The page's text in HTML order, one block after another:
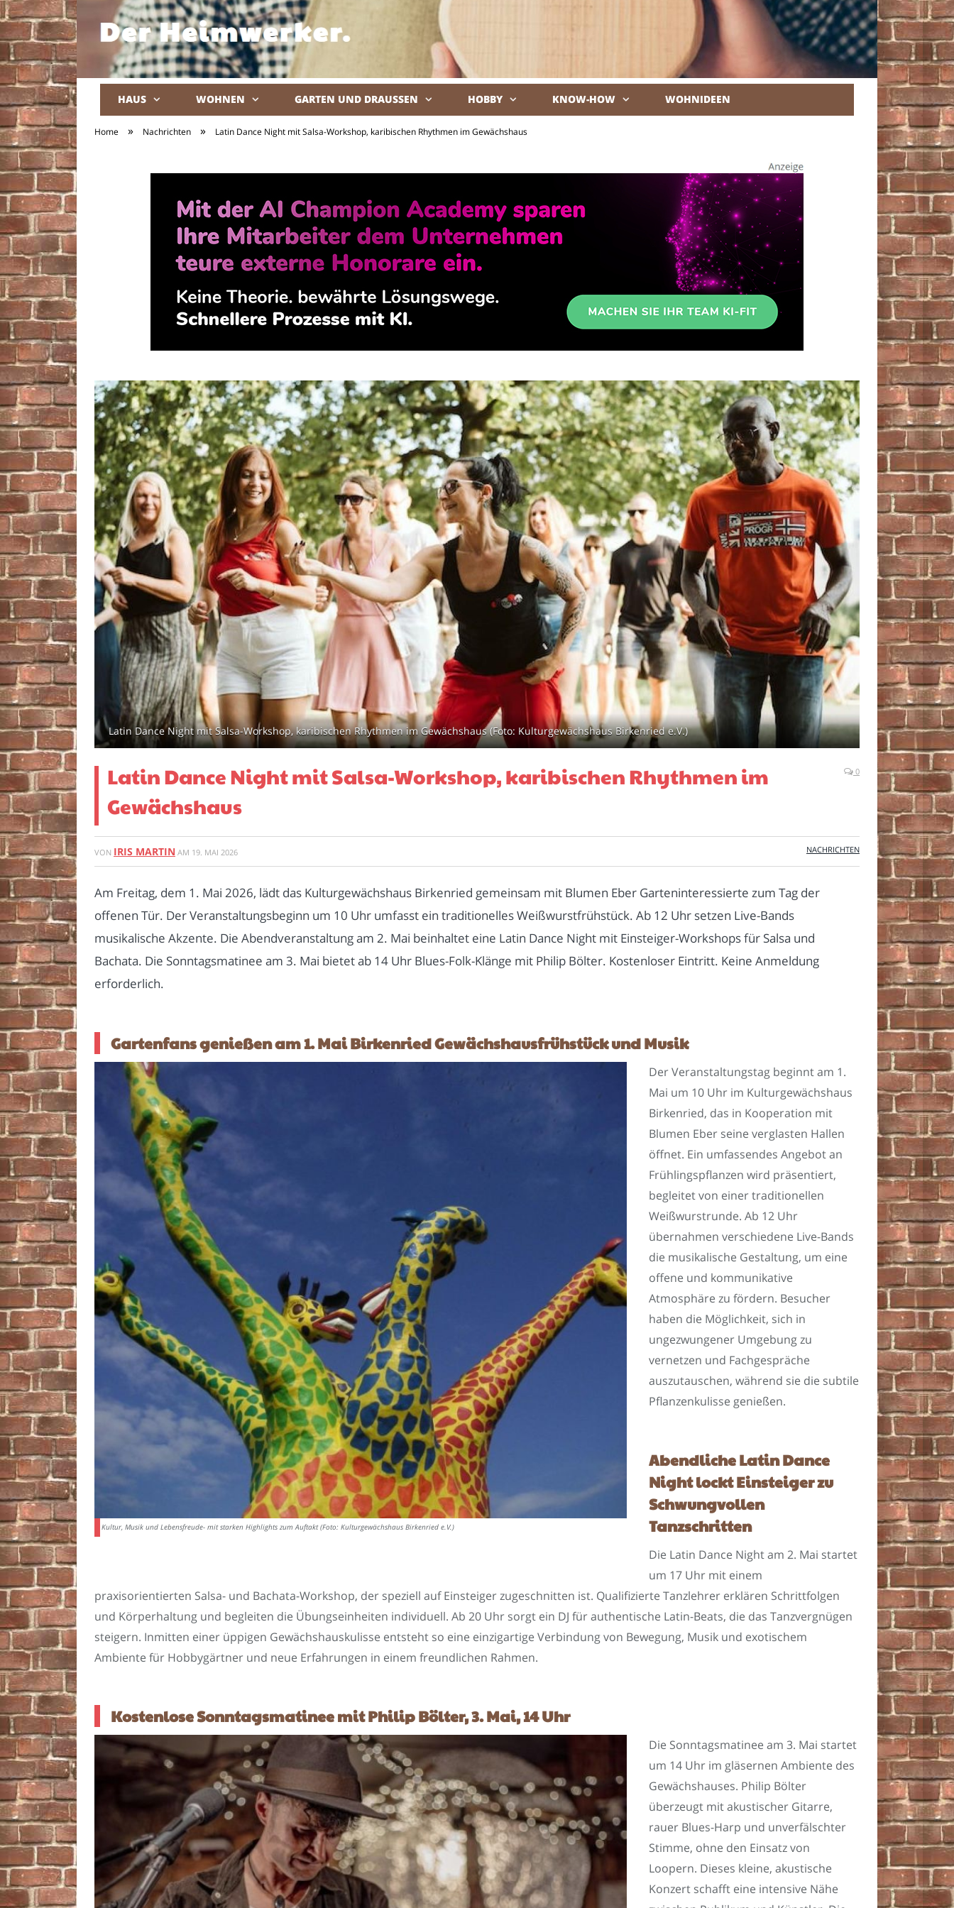
HAUS WOHNEN GARTEN UND DRAUSSEN HOBBY KNOW-HOW WOHNIDEEN
Home » Nachrichten » Latin Dance Night mit Salsa-Workshop, karibischen Rhythmen im Gewächshaus
Latin Dance Night mit Salsa-Workshop, karibischen Rhythmen im Gewächshaus (Foto: Kulturgewächshaus Birkenried e.V.)
Latin Dance Night mit Salsa-Workshop, karibischen Rhythmen im
Gewächshaus
0
VON IRIS MARTIN AM 19. MAI 2026 NACHRICHTEN
Am Freitag, dem 1. Mai 2026, lädt das Kulturgewächshaus Birkenried gemeinsam mit Blumen Eber Garteninteressierte zum Tag der
offenen Tür. Der Veranstaltungsbeginn um 10 Uhr umfasst ein traditionelles Weißwurstfrühstück. Ab 12 Uhr setzen Live-Bands
musikalische Akzente. Die Abendveranstaltung am 2. Mai beinhaltet eine Latin Dance Night mit Einsteiger-Workshops für Salsa und
Bachata. Die Sonntagsmatinee am 3. Mai bietet ab 14 Uhr Blues-Folk-Klänge mit Philip Bölter. Kostenloser Eintritt. Keine Anmeldung
erforderlich.
Gartenfans genießen am 1. Mai Birkenried Gewächshausfrühstück und Musik
Kultur, Musik und Lebensfreude- mit starken Highlights zum Auftakt (Foto: Kulturgewächshaus Birkenried e.V.)
Der Veranstaltungstag beginnt am 1.
Mai um 10 Uhr im Kulturgewächshaus
Birkenried, das in Kooperation mit
Blumen Eber seine verglasten Hallen
öffnet. Ein umfassendes Angebot an
Frühlingspflanzen wird präsentiert,
begleitet von einer traditionellen
Weißwurstrunde. Ab 12 Uhr
übernahmen verschiedene Live-Bands
die musikalische Gestaltung, um eine
offene und kommunikative
Atmosphäre zu fördern. Besucher
haben die Möglichkeit, sich in
ungezwungener Umgebung zu
vernetzen und Fachgespräche
auszutauschen, während sie die subtile
Pflanzenkulisse genießen.
Abendliche Latin Dance
Night lockt Einsteiger zu
Schwungvollen
Tanzschritten
Die Latin Dance Night am 2. Mai startet
um 17 Uhr mit einem
praxisorientierten Salsa- und Bachata-Workshop, der speziell auf Einsteiger zugeschnitten ist. Qualifizierte Tanzlehrer erklären Schrittfolgen
und Körperhaltung und begleiten die Übungseinheiten individuell. Ab 20 Uhr sorgt ein DJ für authentische Latin-Beats, die das Tanzvergnügen
steigern. Inmitten einer üppigen Gewächshauskulisse entsteht so eine einzigartige Verbindung von Bewegung, Musik und exotischem
Ambiente für Hobbygärtner und neue Erfahrungen in einem freundlichen Rahmen.
Kostenlose Sonntagsmatinee mit Philip Bölter, 3. Mai, 14 Uhr
Die Sonntagsmatinee am 3. Mai startet
um 14 Uhr im gläsernen Ambiente des
Gewächshauses. Philip Bölter
überzeugt mit akustischer Gitarre,
rauer Blues-Harp und unverfälschter
Stimme, ohne den Einsatz von
Loopern. Dieses kleine, akustische
Konzert schafft eine intensive Nähe